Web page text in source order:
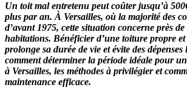
Un toit mal entretenu peut coûter jusqu’à
plus par an. À Versailles, où la majorité des
d’avant 1975, cette situation concerne près de
habitations. Bénéficier d’une toiture propre et
prolonge sa durée de vie et évite des
comment déterminer la période idéale pour
à Versailles, les méthodes à privilégier et
maintenance efficace.